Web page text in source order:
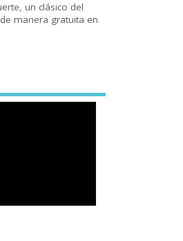
un clásico del
manera gratuita en